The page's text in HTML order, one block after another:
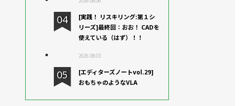
[実践！ リスキリング:第１シ
リーズ]最終回：おお！ CADを
使えている（はず）！！
2026.08.03
[エディターズノートvol.29]
おもちゃのようなVLA